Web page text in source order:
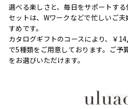
選べる楽しさと、毎日をサポートす
セットは、Wワークなどで忙しいご
すめです。
カタログギフトのコースにより、￥
で5種類をご用意しております。ご予
をお選びいただけます。